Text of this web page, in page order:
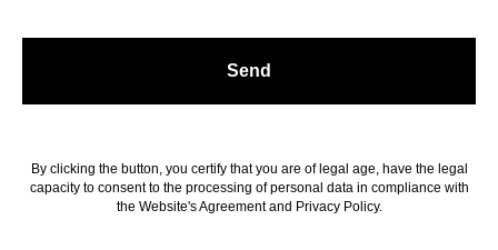
Send
By clicking the button, you certify that you are of legal age, have the legal
capacity to consent to the processing of personal data in compliance with
the Website's Agreement and Privacy Policy.